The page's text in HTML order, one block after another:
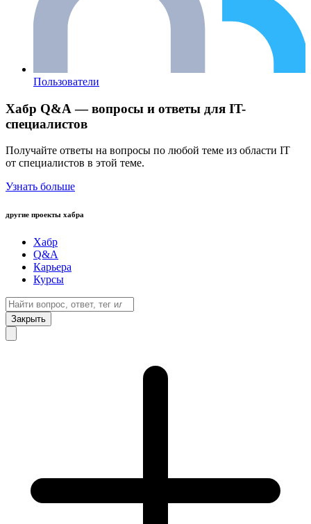
Пользователи
Хабр Q&A — вопросы и ответы для IT-
специалистов
Получайте ответы на вопросы по любой теме из области IT
от специалистов в этой теме.
Узнать больше
другие проекты хабра
Хабр
Q&A
Карьера
Курсы
Закрыть